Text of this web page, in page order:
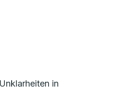
in